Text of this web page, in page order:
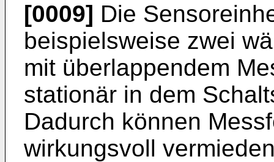
[0009] Die
beispielsweise zwei
mit überlappendem
stationär in dem
Dadurch können
wirkungsvoll